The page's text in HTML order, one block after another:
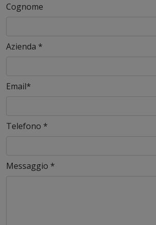
Cognome
Azienda *
Email*
Telefono *
Messaggio *